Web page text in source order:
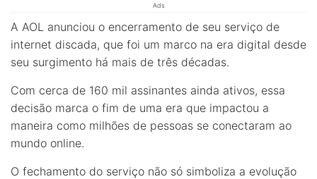
Ads
A AOL anunciou o encerramento de seu serviço de
internet discada, que foi um marco na era digital desde
seu surgimento há mais de três décadas.
Com cerca de 160 mil assinantes ainda ativos, essa
decisão marca o fim de uma era que impactou a
maneira como milhões de pessoas se conectaram ao
mundo online.
O fechamento do serviço não só simboliza a evolução